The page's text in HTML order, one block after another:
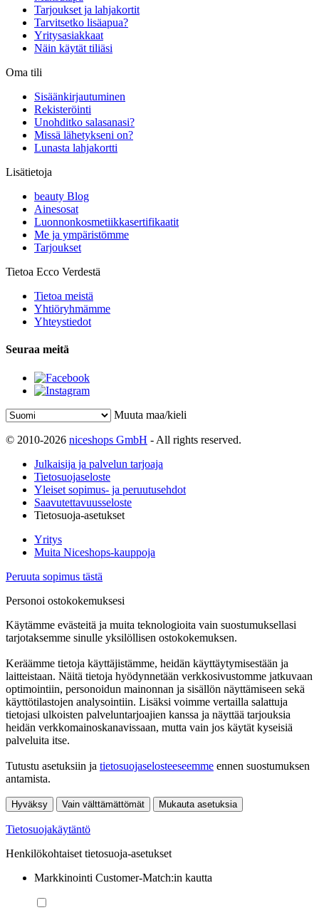
Tarjoukset ja lahjakortit
Tarvitsetko lisäapua?
Yritysasiakkaat
Näin käytät tiliäsi
Oma tili
Sisäänkirjautuminen
Rekisteröinti
Unohditko salasanasi?
Missä lähetykseni on?
Lunasta lahjakortti
Lisätietoja
beauty Blog
Ainesosat
Luonnonkosmetiikkasertifikaatit
Me ja ympäristömme
Tarjoukset
Tietoa Ecco Verdestä
Tietoa meistä
Yhtiöryhmämme
Yhteystiedot
Seuraa meitä
Muuta maa/kieli
© 2010-2026 niceshops GmbH - All rights reserved.
Julkaisija ja palvelun tarjoaja
Tietosuojaseloste
Yleiset sopimus- ja peruutusehdot
Saavutettavuusseloste
Tietosuoja-asetukset
Yritys
Muita Niceshops-kauppoja
Peruuta sopimus tästä
Personoi ostokokemuksesi
Käytämme evästeitä ja muita teknologioita vain suostumuksellasi
tarjotaksemme sinulle yksilöllisen ostokokemuksen.
Keräämme tietoja käyttäjistämme, heidän käyttäytymisestään ja
laitteistaan. Näitä tietoja hyödynnetään verkkosivustomme jatkuvaan
optimointiin, personoidun mainonnan ja sisällön näyttämiseen sekä
käyttötilastojen analysointiin. Lisäksi voimme vertailla salattuja
tietojasi ulkoisten palveluntarjoajien kanssa ja näyttää tarjouksia
heidän verkkomainoskanavissaan, mutta vain jos käytät kyseisiä
palveluita itse.
Tutustu asetuksiin ja tietosuojaselosteeseemme ennen suostumuksen
antamista.
Hyväksy Vain välttämättömät Mukauta asetuksia
Tietosuojakäytäntö
Henkilökohtaiset tietosuoja-asetukset
Markkinointi Customer-Match:in kautta